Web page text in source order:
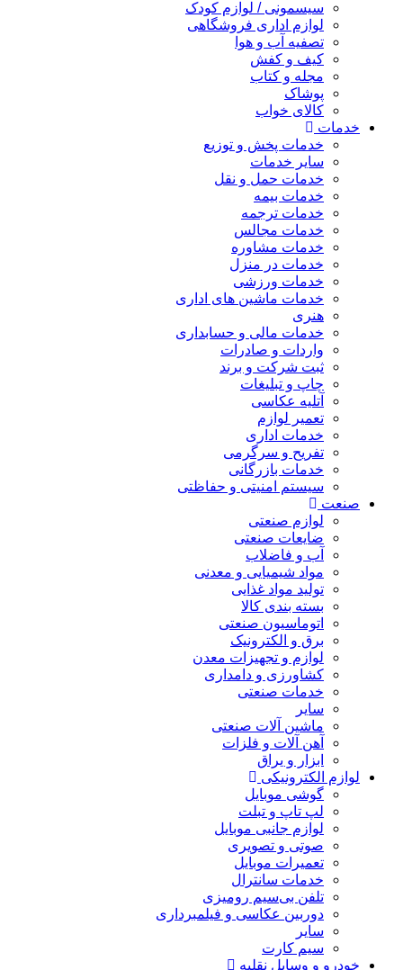
سیسمونی / لوازم کودک
لوازم اداری فروشگاهی
تصفیه آب و هوا
کیف و کفش
مجله و کتاب
پوشاک
کالای خواب
خدمات
خدمات پخش و توزیع
سایر خدمات
خدمات حمل و نقل
خدمات بیمه
خدمات ترجمه
خدمات مجالس
خدمات مشاوره
خدمات در منزل
خدمات ورزشی
خدمات ماشین های اداری
هنری
خدمات مالی و حسابداری
واردات و صادرات
ثبت شرکت و برند
چاپ و تبلیغات
آتلیه عکاسی
تعمیر لوازم
خدمات اداری
تفریح و سرگرمی
خدمات بازرگانی
سیستم امنیتی و حفاظتی
صنعت
لوازم صنعتی
ضایعات صنعتی
آب و فاضلاب
مواد شیمیایی و معدنی
تولید مواد غذایی
بسته بندی کالا
اتوماسیون صنعتی
برق و الکترونیک
لوازم و تجهیزات معدن
کشاورزی و دامداری
خدمات صنعتی
سایر
ماشین آلات صنعتی
آهن آلات و فلزات
ابزار و یراق
لوازم الکترونیکی
گوشی موبایل
لپ تاپ و تبلت
لوازم جانبی موبایل
صوتی و تصویری
تعمیرات موبایل
خدمات سانترال
تلفن بی‌سیم رومیزی
دوربین عکاسی و فیلمبرداری
سایر
سیم کارت
خودرو و وسایل نقلیه